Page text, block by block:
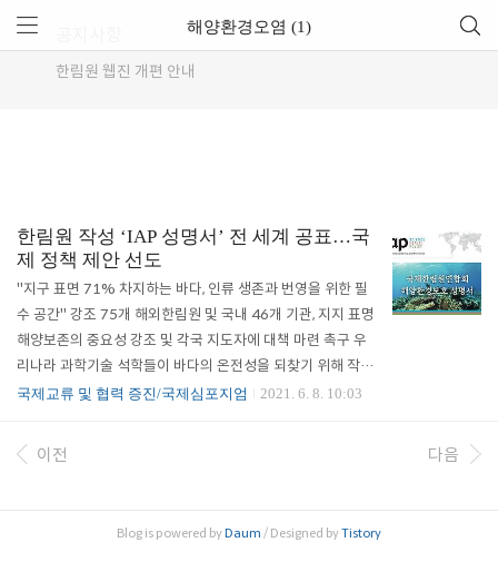
한림원 웹진 개편 안내
해양환경오염 (1)
한림원 작성 ‘IAP 성명서’ 전 세계 공표…국
제 정책 제안 선도
"지구 표면 71% 차지하는 바다, 인류 생존과 번영을 위한 필
수 공간" 강조 75개 해외한림원 및 국내 46개 기관, 지지 표명
해양보존의 중요성 강조 및 각국 지도자에 대책 마련 촉구 우
리나라 과학기술 석학들이 바다의 온전성을 되찾기 위해 작성
한 정책권고안이 전 세계에 동시 공표됐다. 한국과학기술한림
의한 '해양환경보호 성명서'가 지난 1일 오전(한국 시간) 세계
최대 과학기술 민간부문 국제기구인 '국제한림원연합회(Inter
위해 1993년 설립된 국제기구다. 전 세계 100여 개국 140여
국제교류 및 협력 증진/국제심포지엄 2021. 6. 8. 10:03
이전 다음
Blog is powered byDaum / Designed byTistory